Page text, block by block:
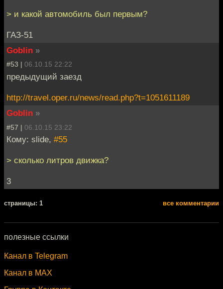
> и какой автомобиль был первым?
ГАЗ-51
Goblin »
#53 | 06.10.15 22:22
предыдущий заезд
http://travel.oper.ru/news/read.php?t=1051611189
Goblin »
#57 | 06.10.15 23:22
Кому: slide, #55
> сколько литров движка?
3
cтраницы: 1 все комментарии
полезные ссылки
Канал в Telegram
Канал в MAX